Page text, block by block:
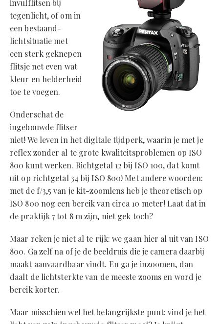
invulflitsen bij
tegenlicht, of om in
een bestaand-
lichtsituatie met
een sterk geknepen
flitsje net even wat
kleur en helderheid
toe te voegen.
Onderschat de
ingebouwde flitser
niet! We leven in het digitale tijdperk, waarin je met je
reflex zonder al te grote kwaliteitsproblemen op ISO
800 kunt werken. Richtgetal 12 bij ISO 100, dat komt
uit op richtgetal 34 bij ISO 800! Met andere woorden:
met de f/3,5 van je kit-zoomlens heb je theoretisch op
ISO 800 nog een bereik van circa 10 meter! Laat dat in
de praktijk 7 tot 8 m zijn, niet gek toch?
Maar reken je niet al te rijk: we gaan hier al uit van ISO
800. Ga zelf na of je de beeldruis die je camera daarbij
maakt aanvaardbaar vindt. En ga je inzoomen, dan
daalt de lichtsterkte van de meeste zooms en word je
bereik korter.
Maar misschien wel het belangrijkste punt: vind je het